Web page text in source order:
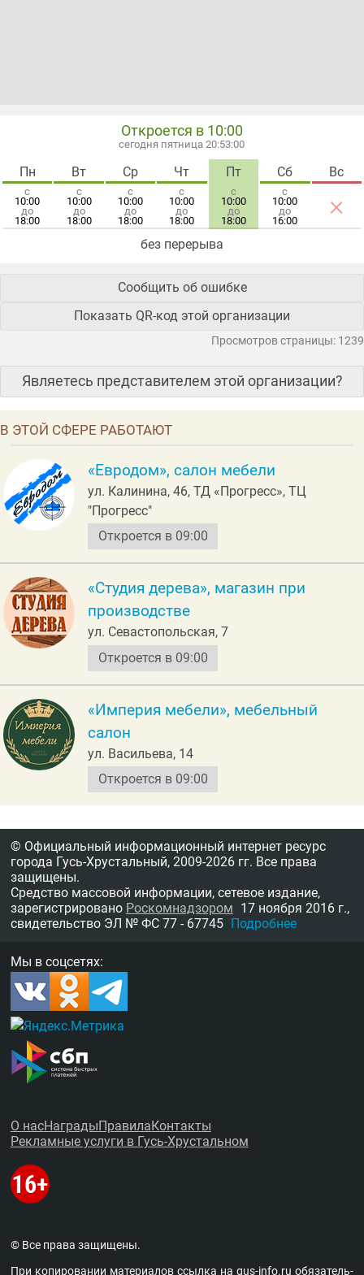
Откроется в 10:00
сегодня пятница 20:53:01
Пн
с
10:00
до
18:00
Вт
с
10:00
до
18:00
Ср
с
10:00
до
18:00
Чт
с
10:00
до
18:00
Пт
с
10:00
до
18:00
Сб
с
10:00
до
16:00
Вс
×
без перерыва
Сообщить об ошибке
Показать QR-код этой организации
Просмотров страницы: 1239
Являетесь представителем этой организации?
В ЭТОЙ СФЕРЕ РАБОТАЮТ
«Евродом», салон мебели
ул. Калинина, 46, ТД «Прогресс», ТЦ
"Прогресс"
Откроется в 09:00
«Студия дерева», магазин при
производстве
ул. Севастопольская, 7
Откроется в 09:00
«Империя мебели», мебельный
салон
ул. Васильева, 14
Откроется в 09:00
© Официальный информационный интернет ресурс
города Гусь-Хрустальный, 2009-2026 гг. Все права
защищены.
Средство массовой информации, сетевое издание,
зарегистрировано Роскомнадзором 17 ноября 2016 г.,
свидетельство ЭЛ № ФС 77 - 67745 Подробнее
Мы в соцсетях:
О насНаграды Правила Контакты
Рекламные услуги в Гусь-Хрустальном
© Все права защищены.
При копировании материалов ссыл­ка наgus-info.ru обя­за­тель­